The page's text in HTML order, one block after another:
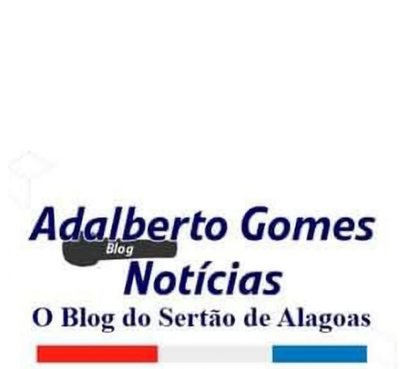
COOKIES DE POLÍTICA DE PRIVACIDADE
Cookie Notice
Página inicial
TERMOS DE USO DO BLOG ADALBERTO GOMES NOTICIAS
POLÍTICA DE PRIVACIDADE DO BLOG ADALBERTO GOMES